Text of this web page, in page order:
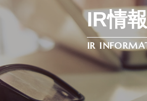
会社概要
会社沿革
事業所案内
トップメッセージ
コーポレート
ガバナンス
経営理念
IR情報
IR